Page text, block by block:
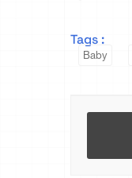
Tags :
Baby